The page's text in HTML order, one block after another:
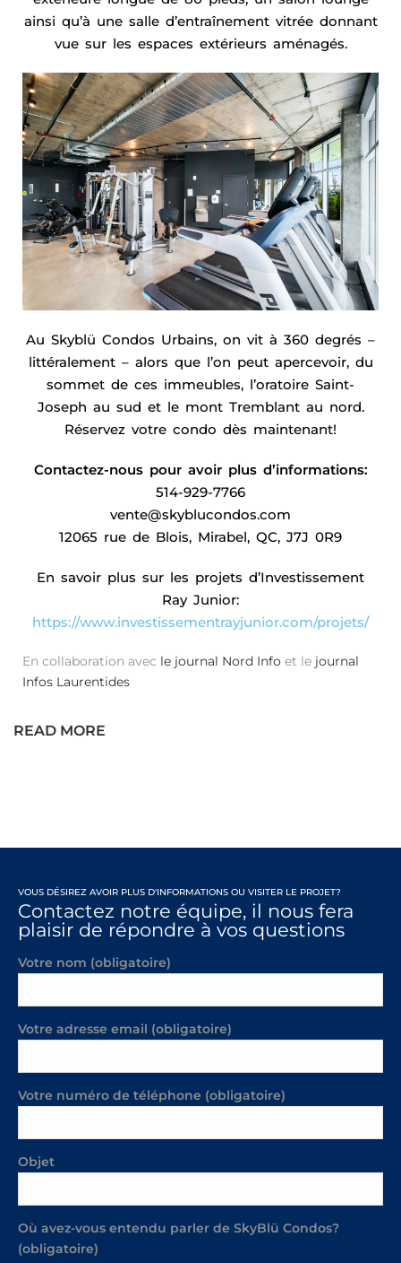
ainsi qu’à une salle d’entraînement vitrée donnant
vue sur les espaces extérieurs aménagés.
Au Skyblü Condos Urbains, on vit à 360 degrés –
littéralement – alors que l’on peut apercevoir, du
sommet de ces immeubles, l’oratoire Saint-
Joseph au sud et le mont Tremblant au nord.
Réservez votre condo dès maintenant!
Contactez-nous pour avoir plus d’informations:
514-929-7766
vente@skyblucondos.com
12065 rue de Blois, Mirabel, QC, J7J 0R9
En savoir plus sur les projets d’Investissement
Ray Junior:
https://www.investissementrayjunior.com/projets/
En collaboration avec le journal Nord Info et le journal
Infos Laurentides
READ MORE
VOUS DÉSIREZ AVOIR PLUS D'INFORMATIONS OU VISITER LE PROJET?
Contactez notre équipe, il nous fera
plaisir de répondre à vos questions
Votre nom (obligatoire)
Votre adresse email (obligatoire)
Votre numéro de téléphone (obligatoire)
Objet
Où avez-vous entendu parler de SkyBlü Condos?
(obligatoire)